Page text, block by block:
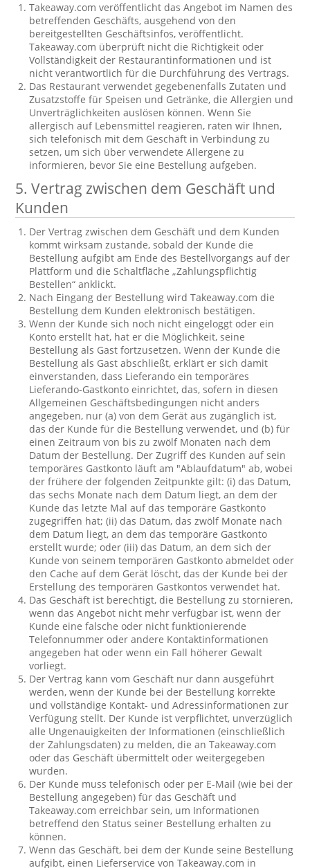
Takeaway.com veröffentlicht das Angebot im Namen des
betreffenden Geschäfts, ausgehend von den
bereitgestellten Geschäftsinfos, veröffentlicht.
Takeaway.com überprüft nicht die Richtigkeit oder
Vollständigkeit der Restaurantinformationen und ist
nicht verantwortlich für die Durchführung des Vertrags.
Das Restaurant verwendet gegebenenfalls Zutaten und
Zusatzstoffe für Speisen und Getränke, die Allergien und
Unverträglichkeiten auslösen können. Wenn Sie
allergisch auf Lebensmittel reagieren, raten wir Ihnen,
sich telefonisch mit dem Geschäft in Verbindung zu
setzen, um sich über verwendete Allergene zu
informieren, bevor Sie eine Bestellung aufgeben.
5. Vertrag zwischen dem Geschäft und
Kunden
Der Vertrag zwischen dem Geschäft und dem Kunden
kommt wirksam zustande, sobald der Kunde die
Bestellung aufgibt am Ende des Bestellvorgangs auf der
Plattform und die Schaltfläche „Zahlungspflichtig
Bestellen“ anklickt.
Nach Eingang der Bestellung wird Takeaway.com die
Bestellung dem Kunden elektronisch bestätigen.
Wenn der Kunde sich noch nicht eingeloggt oder ein
Konto erstellt hat, hat er die Möglichkeit, seine
Bestellung als Gast fortzusetzen. Wenn der Kunde die
Bestellung als Gast abschließt, erklärt er sich damit
einverstanden, dass Lieferando ein temporäres
Lieferando-Gastkonto einrichtet, das, sofern in diesen
Allgemeinen Geschäftsbedingungen nicht anders
angegeben, nur (a) von dem Gerät aus zugänglich ist,
das der Kunde für die Bestellung verwendet, und (b) für
einen Zeitraum von bis zu zwölf Monaten nach dem
Datum der Bestellung. Der Zugriff des Kunden auf sein
temporäres Gastkonto läuft am "Ablaufdatum" ab, wobei
der frühere der folgenden Zeitpunkte gilt: (i) das Datum,
das sechs Monate nach dem Datum liegt, an dem der
Kunde das letzte Mal auf das temporäre Gastkonto
zugegriffen hat; (ii) das Datum, das zwölf Monate nach
dem Datum liegt, an dem das temporäre Gastkonto
erstellt wurde; oder (iii) das Datum, an dem sich der
Kunde von seinem temporären Gastkonto abmeldet oder
den Cache auf dem Gerät löscht, das der Kunde bei der
Erstellung des temporären Gastkontos verwendet hat.
Das Geschäft ist berechtigt, die Bestellung zu stornieren,
wenn das Angebot nicht mehr verfügbar ist, wenn der
Kunde eine falsche oder nicht funktionierende
Telefonnummer oder andere Kontaktinformationen
angegeben hat oder wenn ein Fall höherer Gewalt
vorliegt.
Der Vertrag kann vom Geschäft nur dann ausgeführt
werden, wenn der Kunde bei der Bestellung korrekte
und vollständige Kontakt- und Adressinformationen zur
Verfügung stellt. Der Kunde ist verpflichtet, unverzüglich
alle Ungenauigkeiten der Informationen (einschließlich
der Zahlungsdaten) zu melden, die an Takeaway.com
oder das Geschäft übermittelt oder weitergegeben
wurden.
Der Kunde muss telefonisch oder per E-Mail (wie bei der
Bestellung angegeben) für das Geschäft und
Takeaway.com erreichbar sein, um Informationen
betreffend den Status seiner Bestellung erhalten zu
können.
Wenn das Geschäft, bei dem der Kunde seine Bestellung
aufgibt, einen Lieferservice von Takeaway.com in